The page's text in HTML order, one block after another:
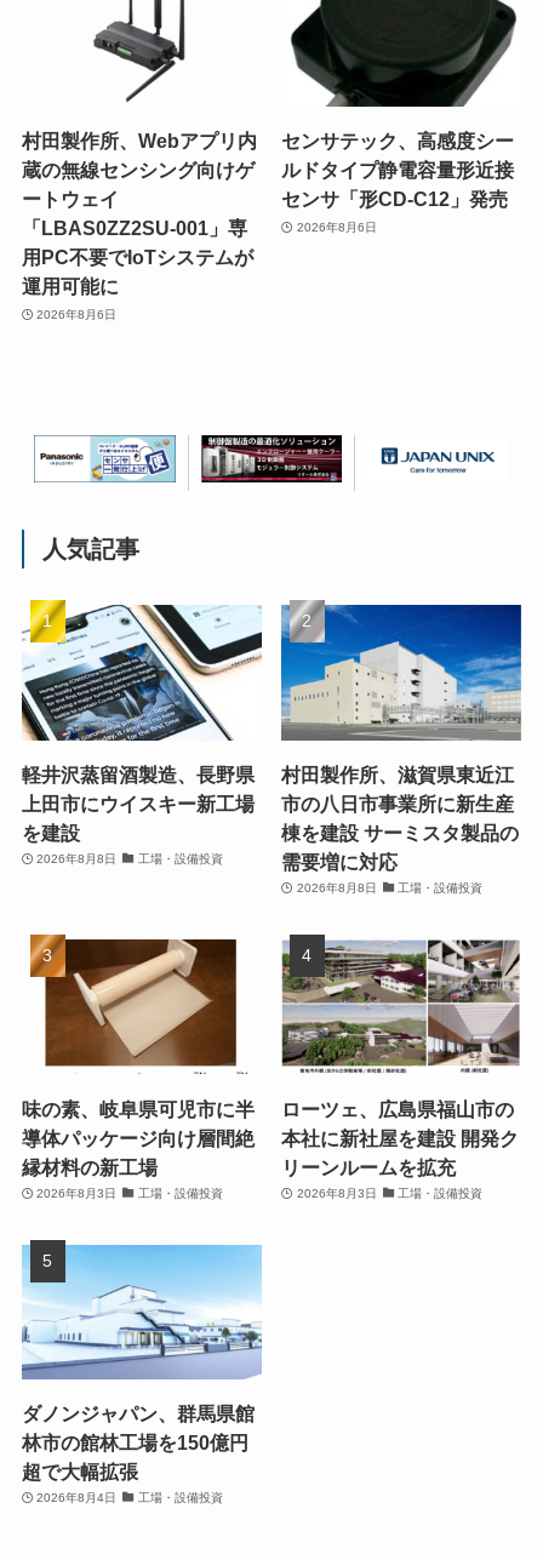
村田製作所、Webアプリ内
蔵の無線センシング向けゲ
ートウェイ
「LBAS0ZZ2SU-001」専
用PC不要でIoTシステムが
運用可能に
2026年8月6日
センサテック、高感度シー
ルドタイプ静電容量形近接
センサ「形CD-C12」発売
2026年8月6日
人気記事
軽井沢蒸留酒製造、長野県
上田市にウイスキー新工場
を建設
2026年8月8日 工場・設備投資
村田製作所、滋賀県東近江
市の八日市事業所に新生産
棟を建設 サーミスタ製品の
需要増に対応
2026年8月8日 工場・設備投資
味の素、岐阜県可児市に半
導体パッケージ向け層間絶
縁材料の新工場
2026年8月3日 工場・設備投資
ローツェ、広島県福山市の
本社に新社屋を建設 開発ク
リーンルームを拡充
2026年8月3日 工場・設備投資
ダノンジャパン、群馬県館
林市の館林工場を150億円
超で大幅拡張
2026年8月4日 工場・設備投資